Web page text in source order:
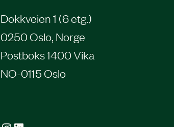
Dokkveien 1 (6 etg.)
0250 Oslo, Norge
Postboks 1400 Vika
NO-0115 Oslo